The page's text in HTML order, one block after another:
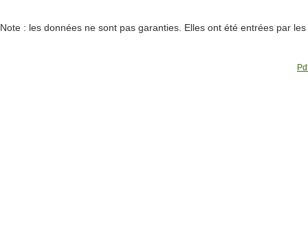
Note : les données ne sont pas garanties. Elles ont été entrées par